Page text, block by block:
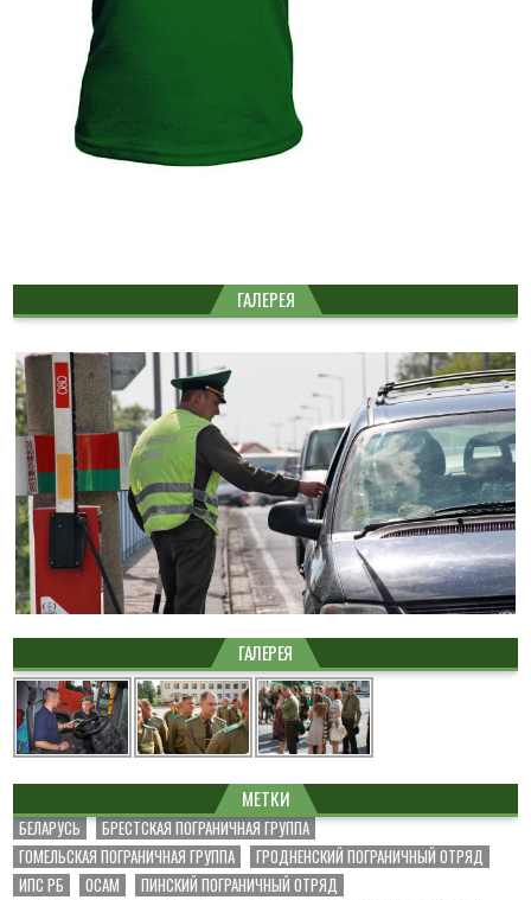
ГАЛЕРЕЯ
ГАЛЕРЕЯ
МЕТКИ
БЕЛАРУСЬ
БРЕСТСКАЯ ПОГРАНИЧНАЯ ГРУППА
ГОМЕЛЬСКАЯ ПОГРАНИЧНАЯ ГРУППА
ГРОДНЕНСКИЙ ПОГРАНИЧНЫЙ ОТРЯД
ИПС РБ
ОСАМ
ПИНСКИЙ ПОГРАНИЧНЫЙ ОТРЯД